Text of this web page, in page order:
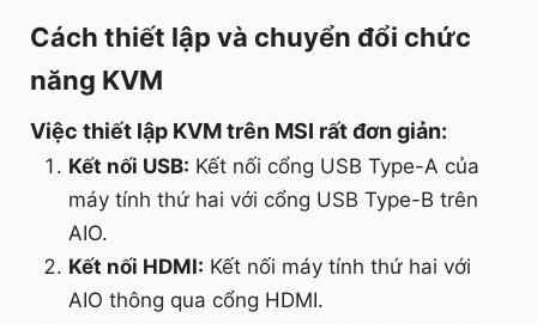
Cách thiết lập và chuyển đổi chức
năng KVM
Việc thiết lập KVM trên MSI rất đơn giản:
Kết nối USB: Kết nối cổng USB Type-A của
máy tính thứ hai với cổng USB Type-B trên
AIO.
Kết nối HDMI: Kết nối máy tính thứ hai với
AIO thông qua cổng HDMI.